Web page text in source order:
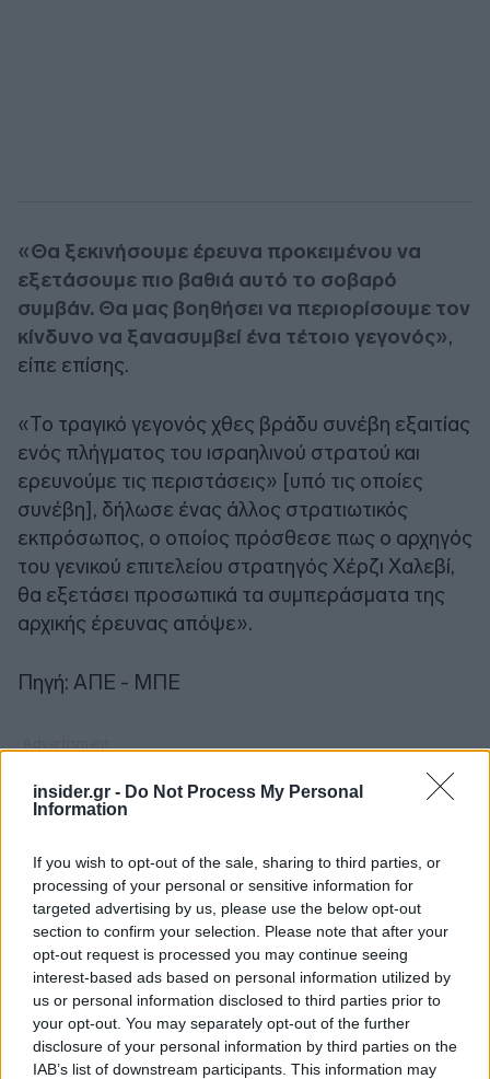
insider.gr - Do Not Process My Personal
Information
If you wish to opt-out of the sale, sharing to third parties, or
processing of your personal or sensitive information for
targeted advertising by us, please use the below opt-out
section to confirm your selection. Please note that after your
opt-out request is processed you may continue seeing
interest-based ads based on personal information utilized by
us or personal information disclosed to third parties prior to
your opt-out. You may separately opt-out of the further
disclosure of your personal information by third parties on the
IAB’s list of downstream participants. This information may
«Θα ξεκινήσουμε έρευνα προκειμένου να
εξετάσουμε πιο βαθιά αυτό το σοβαρό
συμβάν. Θα μας βοηθήσει να περιορίσουμε τον
κίνδυνο να ξανασυμβεί ένα τέτοιο γεγονός»,
είπε επίσης.
«Το τραγικό γεγονός χθες βράδυ συνέβη εξαιτίας
ενός πλήγματος του ισραηλινού στρατού και
ερευνούμε τις περιστάσεις» [υπό τις οποίες
συνέβη], δήλωσε ένας άλλος στρατιωτικός
εκπρόσωπος, ο οποίος πρόσθεσε πως ο αρχηγός
του γενικού επιτελείου στρατηγός Χέρζι Χαλεβί,
θα εξετάσει προσωπικά τα συμπεράσματα της
αρχικής έρευνας απόψε».
Πηγή: ΑΠΕ - ΜΠΕ